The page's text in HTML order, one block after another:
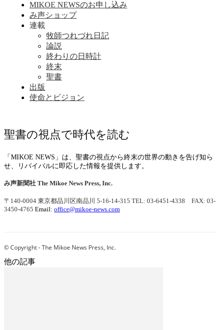
MIKOE NEWSのお申し込み
み声ショップ
連載
牧師つれづれ日記
論説
終わりの日時計
終末
聖書
出版
使命とビジョン
聖書の視点で時代を読む
「MIKOE NEWS」は、聖書の視点から終末の世界の動きを告げ知ら
せ、リバイバルに即応した情報を提供します。
み声新聞社 The Mikoe News Press, Inc.
〒140-0004 東京都品川区南品川 5-16-14-315 TEL: 03-6451-4338 FAX: 03-
3450-4765 Email: office@mikoe-news.com
© Copyright - The Mikoe News Press, Inc.
他の記事